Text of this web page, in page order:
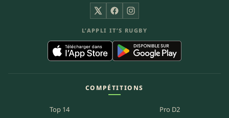
X FacebookInstagram
L’APPLI IT’S RUGBY
COMPÉTITIONS
Top 14
Pro D2